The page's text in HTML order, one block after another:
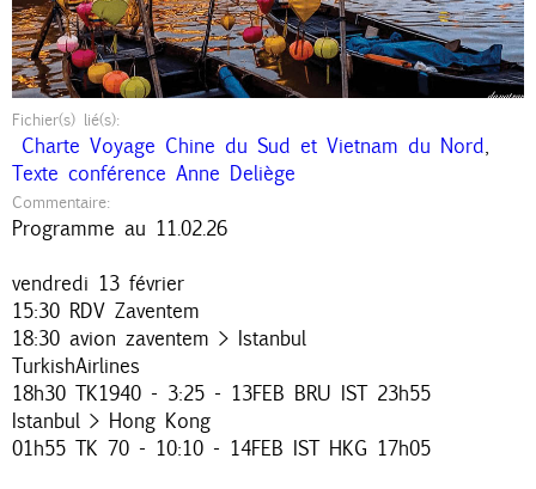
Fichier(s) lié(s):
Charte Voyage Chine du Sud et Vietnam du Nord
Texte conférence Anne Deliège
Commentaire:
Programme au 11.02.26
vendredi 13 février
15:30 RDV Zaventem
18:30 avion zaventem > Istanbul
TurkishAirlines
18h30 TK1940 - 3:25 - 13FEB BRU IST 23h55
Istanbul > Hong Kong
01h55 TK 70 - 10:10 - 14FEB IST HKG 17h05